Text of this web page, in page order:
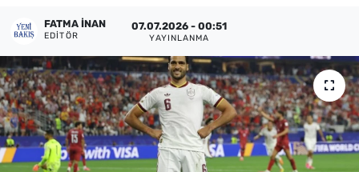
FATMA İNAN
EDITÖR
07.07.2026 - 00:51
YAYINLANMA